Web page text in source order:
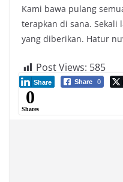
Kami bawa pulang
terapkan di sana. Sekali
yang diberikan. Hatur
Post Views: 585
Share 0
Share
0
Shares